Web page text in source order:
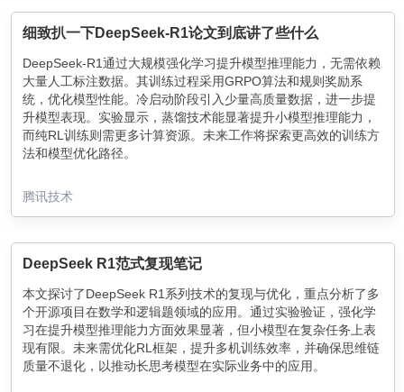
细致扒一下DeepSeek-R1论文到底讲了些什么
DeepSeek-R1通过大规模强化学习提升模型推理能力，无需依赖
大量人工标注数据。其训练过程采用GRPO算法和规则奖励系
统，优化模型性能。冷启动阶段引入少量高质量数据，进一步提
升模型表现。实验显示，蒸馏技术能显著提升小模型推理能力，
而纯RL训练则需更多计算资源。未来工作将探索更高效的训练方
法和模型优化路径。
腾讯技术
DeepSeek R1范式复现笔记
本文探讨了DeepSeek R1系列技术的复现与优化，重点分析了多
个开源项目在数学和逻辑题领域的应用。通过实验验证，强化学
习在提升模型推理能力方面效果显著，但小模型在复杂任务上表
现有限。未来需优化RL框架，提升多机训练效率，并确保思维链
质量不退化，以推动长思考模型在实际业务中的应用。